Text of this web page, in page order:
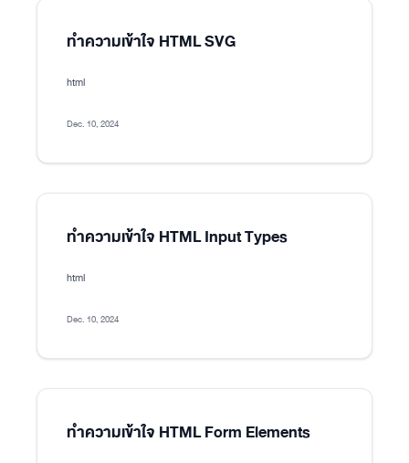
ทำความเข้าใจ HTML SVG
html
Dec. 10, 2024
ทำความเข้าใจ HTML Input Types
html
Dec. 10, 2024
ทำความเข้าใจ HTML Form Elements